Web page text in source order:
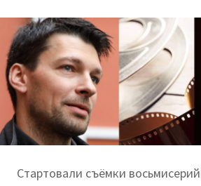
Стартовали съёмки